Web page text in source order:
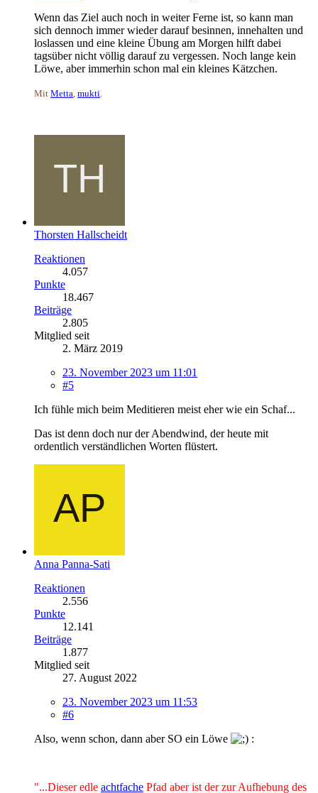
Wenn das Ziel auch noch in weiter Ferne ist, so kann man
sich dennoch immer wieder darauf besinnen, innehalten und
loslassen und eine kleine Übung am Morgen hilft dabei
tagsüber nicht völlig darauf zu vergessen. Noch lange kein
Löwe, aber immerhin schon mal ein kleines Kätzchen.
Mit Metta mukti
Thorsten Hallscheidt
Reaktionen
4.057
Punkte
18.467
Beiträge
2.805
Mitglied seit
2. März 2019
23. November 2023 um 11:01
#5
Ich fühle mich beim Meditieren meist eher wie ein Schaf...
Das ist denn doch nur der Abendwind, der heute mit
ordentlich verständlichen Worten flüstert.
Anna Panna-Sati
Reaktionen
2.556
Punkte
12.141
Beiträge
1.877
Mitglied seit
27. August 2022
23. November 2023 um 11:53
#6
Also, wenn schon, dann aber SO ein Löwe
:
"...Dieser edle achtfache Pfad aber ist der zur Aufhebung des